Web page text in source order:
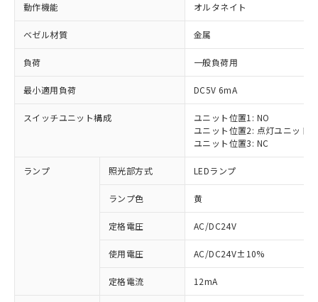
動作機能 オルタネイト
ベゼル材質 金属
負荷 一般負荷用
最小適用負荷 DC5V 6mA
スイッチユニット構成
ユニット位置1: NO
ユニット位置2: 点灯ユニット
ユニット位置3: NC
ランプ 照光部方式 LEDランプ
ランプ色 黄
定格電圧 AC/DC24V
使用電圧 AC/DC24V±10%
定格電流 12mA